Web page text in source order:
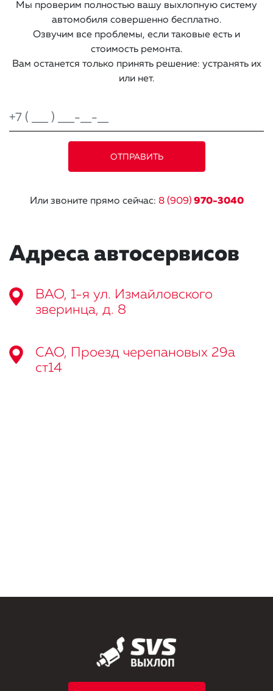
Мы проверим полностью вашу выхлопную систему
автомобиля совершенно бесплатно.
Озвучим все проблемы, если таковые есть и
стоимость ремонта.
Вам останется только принять решение: устранять их
или нет.
Или звоните прямо сейчас: 8 (909) 970-3040
Адреса автосервисов
ВАО, 1-я ул. Измайловского
зверинца, д. 8
САО, Проезд черепановых 29а
ст14